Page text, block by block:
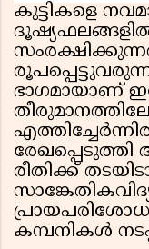
കുട്ടികളെ
ഭാഗമായാണ്
രീതിക്ക്
കമ്പനികൾ